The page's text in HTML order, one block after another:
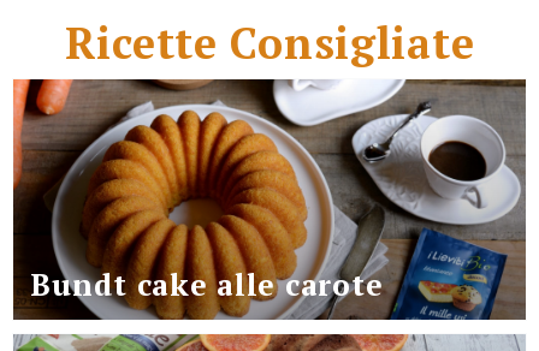
Ricette Consigliate
Bundt cake alle carote